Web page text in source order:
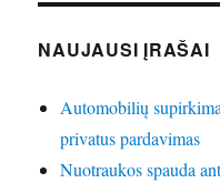
NAUJAUSI ĮRAŠAI
Automobilių
privatus pardavimas
Nuotraukos spauda